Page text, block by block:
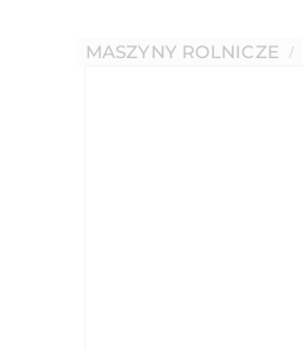
MASZYNY ROLNICZE /